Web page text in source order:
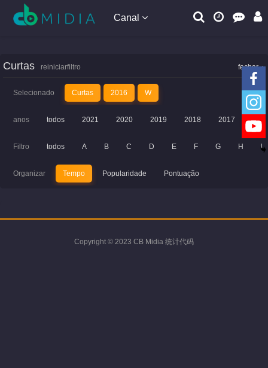
Canal
fechar
Curtas reiniciarfiltro
Selecionado Curtas 2016 W
anos todos 2021 2020 2019 2018 2017
Filtro todos A B C D E F G H I
Organizar Tempo Popularidade Pontuação
Copyright © 2023 CB Midia 统计代码